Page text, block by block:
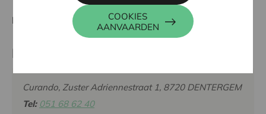
Beslissing: Goedgekeurd
Partner
Curando, Zuster Adriennestraat 1, 8720 DENTERGEM
Tel: 051 68 62 40
COOKIES
AANVAARDEN